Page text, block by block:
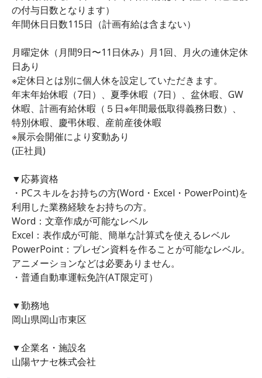
の付与日数となります）
年間休日日数115日（計画有給は含まない）
月曜定休（月間9日〜11日休み）月1回、月火の連休定休
日あり
※定休日とは別に個人休を設定していただきます。
年末年始休暇（7日）、夏季休暇（7日）、盆休暇、GW
休暇、計画有給休暇（５日※年間最低取得義務日数）、
特別休暇、慶弔休暇、産前産後休暇
※展示会開催により変動あり
(正社員)
▼応募資格
・PCスキルをお持ちの方(Word・Excel・PowerPoint)を
利用した業務経験をお持ちの方。
Word：文章作成が可能なレベル
Excel：表作成が可能、簡単な計算式を使えるレベル
PowerPoint：プレゼン資料を作ることが可能なレベル。
アニメーションなどは必要ありません。
・普通自動車運転免許(AT限定可）
▼勤務地
岡山県岡山市東区
▼企業名・施設名
山陽ヤナセ株式会社